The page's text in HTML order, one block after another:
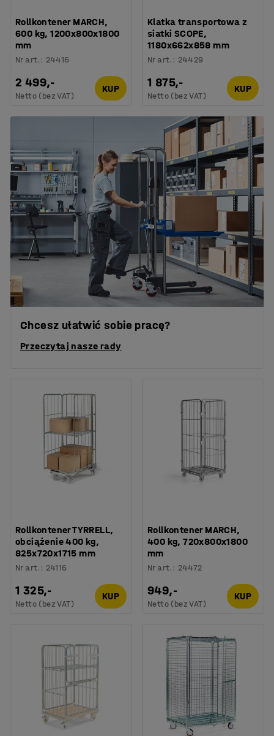
Rollkontener MARCH,
600 kg, 1200x800x1800
mm
Nr art. : 24416
2 499,-
Netto (bez VAT)
KUP
Klatka transportowa z
siatki SCOPE,
1180x662x858 mm
Nr art. : 24429
1 875,-
Netto (bez VAT)
KUP
Chcesz ułatwić sobie pracę?
Przeczytaj nasze rady
Rollkontener TYRRELL,
obciążenie 400 kg,
825x720x1715 mm
Nr art. : 24116
1 325,-
Netto (bez VAT)
KUP
Rollkontener MARCH,
400 kg, 720x800x1800
mm
Nr art. : 24472
949,-
Netto (bez VAT)
KUP